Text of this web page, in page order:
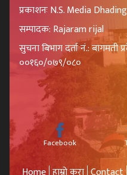
प्रकाशनः N.S. Media Dhading
सम्पादक: Rajaram rijal
सुचना बिभाग दर्ता नं.: बागमती
००१६०/०७९/०८०
Facebook